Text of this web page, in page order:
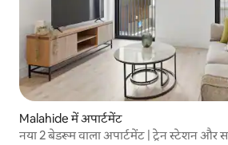
Malahide में अपार्टमेंट
नया 2 बेडरूम वाला अपार्टमेंट | ट्रेन स्टेशन और